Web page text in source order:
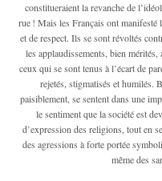
constitueraient la revanche de
rue ! Mais les Français ont manifesté
et de respect. Ils se sont révoltés
les applaudissements, bien mérités,
ceux qui se sont tenus à l’écart de
rejetés, stigmatisés et humilés.
paisiblement, se sentent dans une
le sentiment que la société est
d’expression des religions, tout en
des agressions à forte portée
même des